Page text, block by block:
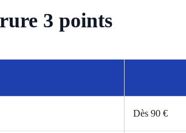
3 points
Dès 90 €